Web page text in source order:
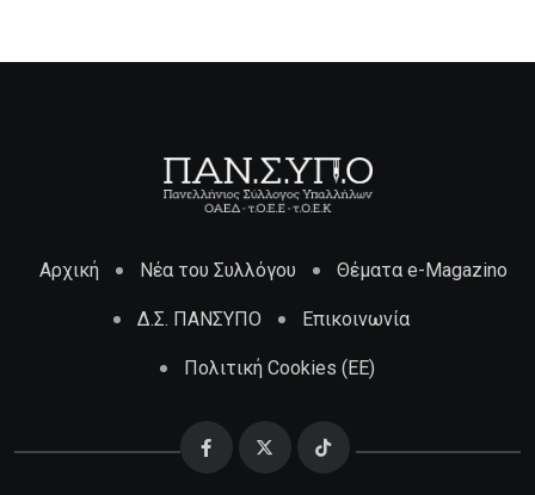
Αρχική Νέα του Συλλόγου Θέματα e-Magazino
Δ.Σ. ΠΑΝΣΥΠΟ Επικοινωνία
Πολιτική Cookies (ΕΕ)